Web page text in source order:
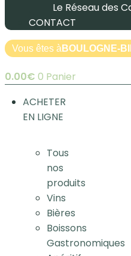
Le Réseau des
CONTACT
Vous êtes à BOULOGNE-
0.00€ 0 Panier
ACHETER
EN LIGNE
Tous
nos
produits
Vins
Bières
Boissons
Gastronomiques